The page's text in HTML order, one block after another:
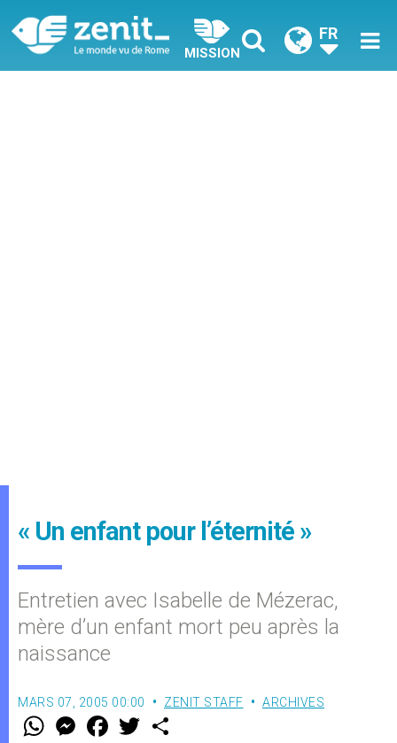
MISSION
FR
« Un enfant pour l’éternité »
Entretien avec Isabelle de Mézerac,
mère d’un enfant mort peu après la
naissance
MARS 07, 2005 00:00 ZENIT STAFF ARCHIVES
W M
e
F
a w